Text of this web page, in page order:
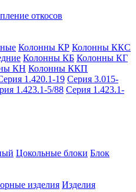
откосов
Колонны КР Колонны ККС
Колонны КБ Колонны КГ
КН Колонны ККП
1.420.1-19 Серия 3.015-
1.423.1-5/88 Серия 1.423.1-
Цокольные блоки Блок
изделия Изделия